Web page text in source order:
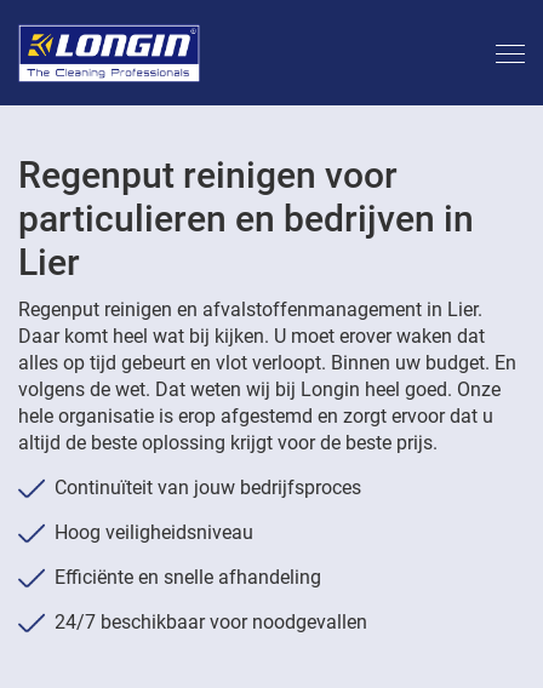
Regenput reinigen voor
particulieren en bedrijven in
Lier
Regenput reinigen en afvalstoffenmanagement in Lier.
Daar komt heel wat bij kijken. U moet erover waken dat
alles op tijd gebeurt en vlot verloopt. Binnen uw budget. En
volgens de wet. Dat weten wij bij Longin heel goed. Onze
hele organisatie is erop afgestemd en zorgt ervoor dat u
altijd de beste oplossing krijgt voor de beste prijs.
Continuïteit van jouw bedrijfsproces
Hoog veiligheidsniveau
Efficiënte en snelle afhandeling
24/7 beschikbaar voor noodgevallen